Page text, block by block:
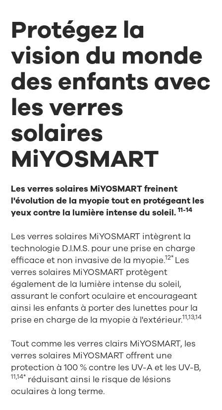
Protégez la
vision du monde
des enfants avec
les verres
solaires
MiYOSMART
Les verres solaires MiYOSMART freinent
l'évolution de la myopie tout en protégeant les
yeux contre la lumière intense du soleil.11-14
Les verres solaires MiYOSMART intègrent la
technologie D.I.M.S. pour une prise en charge
efficace et non invasive de la myopie.12* Les
verres solaires MiYOSMART protègent
également de la lumière intense du soleil,
assurant le confort oculaire et encourageant
ainsi les enfants à porter des lunettes pour la
prise en charge de la myopie à l'extérieur.11,13,14
Tout comme les verres clairs MiYOSMART, les
verres solaires MiYOSMART offrent une
protection à 100 % contre les UV-A et les UV-B,
11,14* réduisant ainsi le risque de lésions
oculaires à long terme.